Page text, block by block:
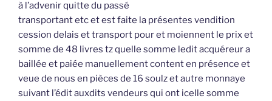
à l’advenir quitte du passé
transportant etc et est faite la présentes vendition
cession delais et transport pour et moiennent le prix et
somme de 48 livres tz quelle somme ledit acquéreur a
baillée et paiée manuellement content en présence et
veue de nous en pièces de 16 soulz et autre monnaye
suivant l’édit auxdits vendeurs qui ont icelle somme